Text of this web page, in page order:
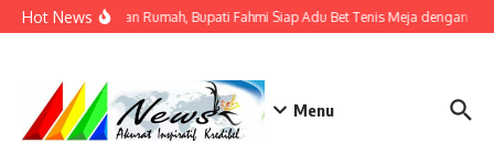
Lewati ke konten
Hot News
Tak Sekadar Tuan Rumah, Bupati Fahmi Siap Adu Bet Tenis Meja dengan
Menu